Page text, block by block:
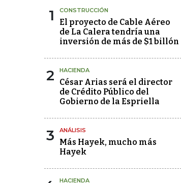
1 CONSTRUCCIÓN
El proyecto de Cable Aéreo
de La Calera tendría una
inversión de más de $1 billón
2 HACIENDA
César Arias será el director
de Crédito Público del
Gobierno de la Espriella
3 ANÁLISIS
Más Hayek, mucho más
Hayek
HACIENDA